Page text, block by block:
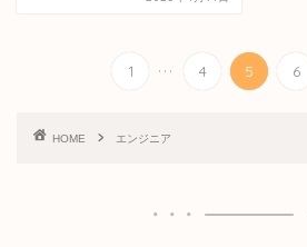
1 ... 4 5 6
HOME エンジニア